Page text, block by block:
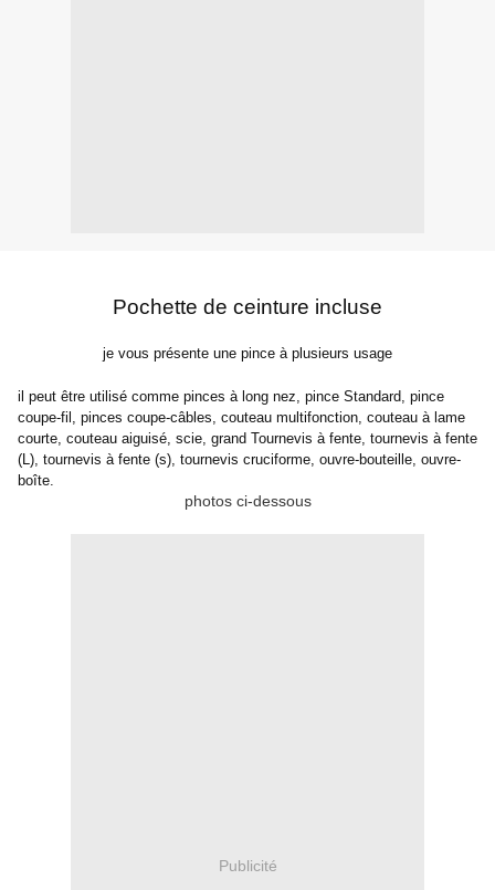
Pochette de ceinture incluse
je vous présente une pince à plusieurs usage
il peut être utilisé comme pinces à long nez, pince Standard, pince
coupe-fil, pinces coupe-câbles, couteau multifonction, couteau à lame
courte, couteau aiguisé, scie, grand Tournevis à fente, tournevis à fente
(L), tournevis à fente (s), tournevis cruciforme, ouvre-bouteille, ouvre-
boîte.
photos ci-dessous
Publicité